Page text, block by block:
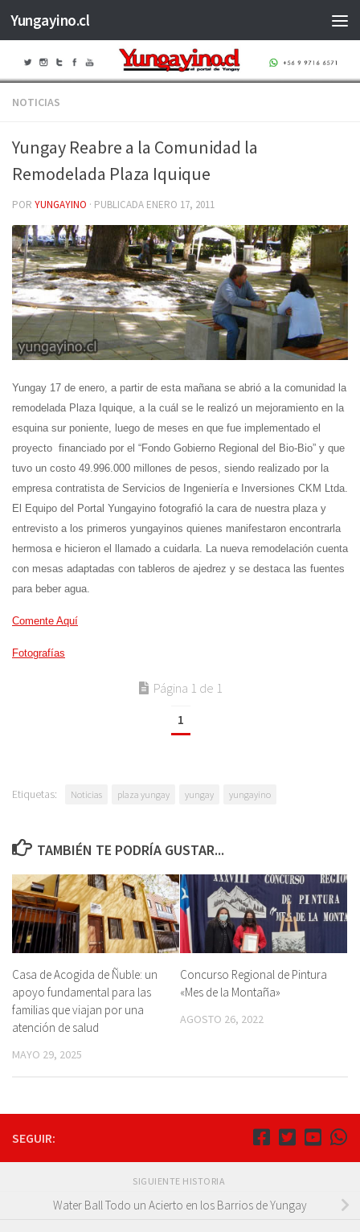
Saltar al contenido
Yungayino.cl
NOTICIAS
Yungay Reabre a la Comunidad la
Remodelada Plaza Iquique
POR YUNGAYINO · PUBLICADA ENERO 17, 2011
Yungay 17 de enero, a partir de esta mañana se abrió a la comunidad la
remodelada Plaza Iquique, a la cuál se le realizó un mejoramiento en la
esquina sur poniente, luego de meses en que fue implementado el
proyecto financiado por el “Fondo Gobierno Regional del Bio-Bio” y que
tuvo un costo 49.996.000 millones de pesos, siendo realizado por la
empresa contratista de Servicios de Ingeniería e Inversiones CKM Ltda.
El Equipo del Portal Yungayino fotografió la cara de nuestra plaza y
entrevisto a los primeros yungayinos quienes manifestaron encontrarla
hermosa e hicieron el llamado a cuidarla. La nueva remodelación cuenta
con mesas adaptadas con tableros de ajedrez y se destaca las fuentes
para beber agua.
Comente Aquí
Fotografías
Página 1 de 1
1
Etiquetas: Noticias plaza yungay yungay yungayino
TAMBIÉN TE PODRÍA GUSTAR...
Casa de Acogida de Ñuble: un
apoyo fundamental para las
familias que viajan por una
atención de salud
MAYO 29, 2025
Concurso Regional de Pintura
«Mes de la Montaña»
AGOSTO 26, 2022
SEGUIR:
SIGUIENTE HISTORIA
Water Ball Todo un Acierto en los Barrios de Yungay